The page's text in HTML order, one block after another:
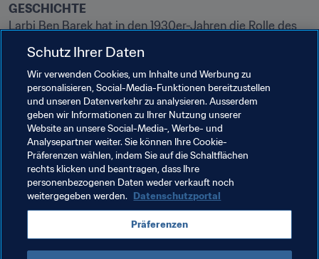
GESCHICHTE
Larbi Ben Barek hat in den 1930er-Jahren die Rolle des
EUROPAS LIGEN STARTEN
Wir werfen einen Blick nach England und Deutschland.
Dazu ein Streiflicht zu den Rekordtransfers.
INTERVIEW
Die Torhüterlegende Jean-Marie Pfaff über Belgiens
Nationalteam, das Genie Manuel Neuers und die TV-
Kultserie „De Pfaffs”.
FIFA-WELTFUSSBALLMUSEUM
Die Sonderausstellung „Brazil 2014 revisited” verspricht
Schutz Ihrer Daten
Wir verwenden Cookies, um Inhalte und Werbung zu
personalisieren, Social-Media-Funktionen bereitzustellen
und unseren Datenverkehr zu analysieren. Ausserdem
geben wir Informationen zu Ihrer Nutzung unserer
Website an unsere Social-Media-, Werbe- und
Analysepartner weiter. Sie können Ihre Cookie-
Präferenzen wählen, indem Sie auf die Schaltflächen
rechts klicken und beantragen, dass Ihre
personenbezogenen Daten weder verkauft noch
weitergegeben werden. Datenschutzportal
Präferenzen